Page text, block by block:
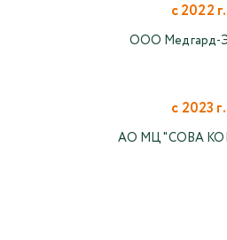
с 2022 г.
ООО Медгард-
с 2023 г.
АО МЦ "СОВА